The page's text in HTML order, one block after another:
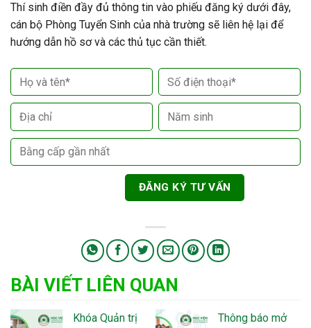
Thí sinh điền đầy đủ thông tin vào phiếu đăng ký dưới đây,
cán bộ Phòng Tuyển Sinh của nhà trường sẽ liên hệ lại để
hướng dẫn hồ sơ và các thủ tục cần thiết.
BÀI VIẾT LIÊN QUAN
Khóa Quản trị
Thông báo mở